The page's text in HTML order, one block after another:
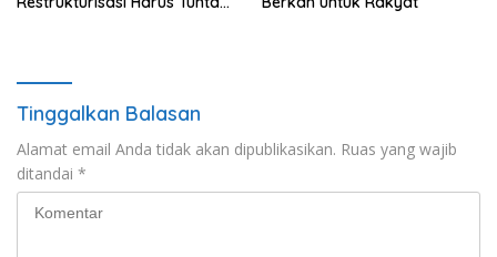
Tinggalkan Balasan
Alamat email Anda tidak akan dipublikasikan. Ruas yang wajib
ditandai *